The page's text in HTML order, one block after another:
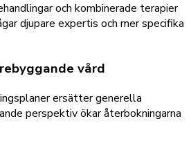
och kombinerade terapier
djupare expertis och mer specifika
vård
ersätter generella
perspektiv ökar återbokningarna